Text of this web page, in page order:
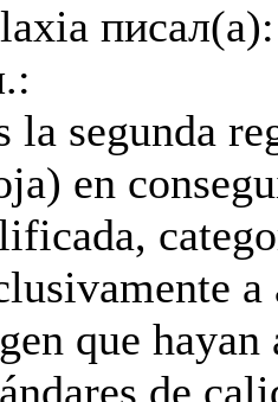
писал(а):
la segunda
en
a
que hayan
de